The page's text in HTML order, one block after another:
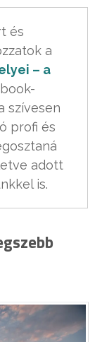
és
a
– a
szívesen
profi és
adott
is.